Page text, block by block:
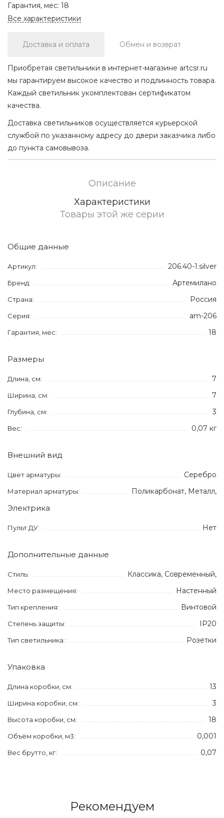
Гарантия, мес: 18
Все характеристики
Доставка и оплата Обмен и возврат
Приобретая светильники в интернет-магазине artcsr.ru
мы гарантируем высокое качество и подлинность товара.
Каждый светильник укомплектован сертификатом
качества.
Доставка светильников осуществляется курьерской
службой по указанному адресу до двери заказчика либо
до пункта самовывоза.
Описание
Характеристики
Товары этой же серии
Общие данные
Артикул: 206.40-1.silver
Бренд: Артемилано
Страна: Россия
Серия: am-206
Гарантия, мес: 18
Размеры
Длина, см: 7
Ширина, см: 7
Глубина, см: 3
Вес: 0,07 кг
Внешний вид
Цвет арматуры: Серебро
Материал арматуры: Поликарбонат, Металл,
Электрика
Пульт ДУ: Нет
Дополнительные данные
Стиль: Классика, Современный,
Место размещения: Настенный
Тип крепления: Винтовой
Степень защиты: IP20
Тип светильника : Розетки
Упаковка
Длина коробки, см: 13
Ширина коробки, см: 3
Высота коробки, см: 18
Объём коробки, м3: 0,001
Вес брутто, кг: 0,07
Рекомендуем